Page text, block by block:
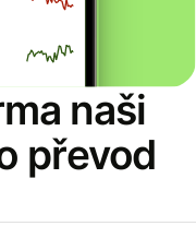
naši
převod